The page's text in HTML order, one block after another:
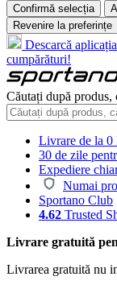
Confirmă selecția
Revenire la preferințe
Descarcă
cumpărături!
Căutați după produs,
Livrare de la 0
30 de zile
Expediere
Numai
Sportano Club
4.62 Trusted
Livrare gratuită
Livrarea gratuită nu